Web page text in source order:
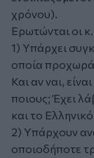
χρόνου).
Ερωτώνται οι
1) Υπάρχει
οποία προχωρά
Και αν ναι,
ποιους; Έχει
και το
2) Υπάρχουν
οποιοδήποτε